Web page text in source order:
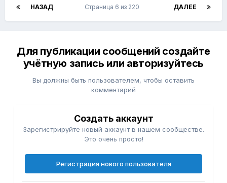
НАЗАД ДАЛЕЕ
Страница 6 из 220
Для публикации сообщений создайте
учётную запись или авторизуйтесь
Вы должны быть пользователем, чтобы оставить
комментарий
Создать аккаунт
Зарегистрируйте новый аккаунт в нашем сообществе.
Это очень просто!
Регистрация нового пользователя